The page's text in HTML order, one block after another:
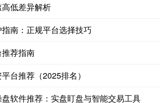
低差异解析
南：正规平台选择技巧
荐指南
台推荐（2025排名）
软件推荐：实盘盯盘与智能交易工具